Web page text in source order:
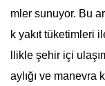
mler sunuyor. Bu
k yakıt tüketimleri
llikle şehir içi
aylığı ve manevra